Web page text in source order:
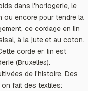
dans l'horlogerie, le
ou encore pour tendre la
ce cordage en lin
à la jute et au coton.
corde en lin est
(Bruxelles).
de l'histoire. Des
fait des textiles: